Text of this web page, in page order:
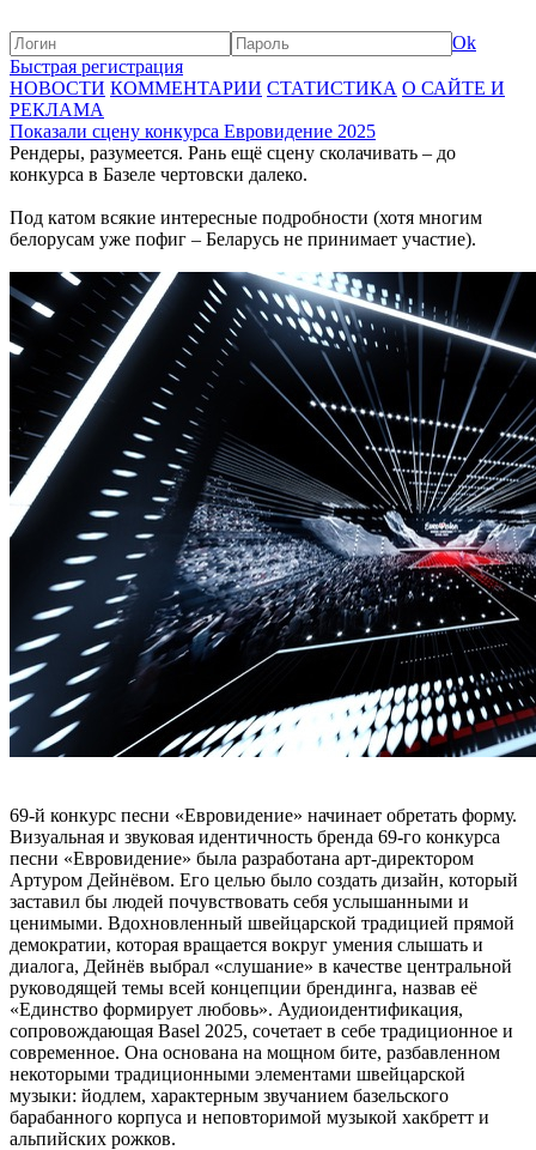
Ok
Быстрая регистрация
НОВОСТИ КОММЕНТАРИИ СТАТИСТИКА О САЙТЕ И
РЕКЛАМА
Показали сцену конкурса Евровидение 2025
Рендеры, разумеется. Рань ещё сцену сколачивать – до
конкурса в Базеле чертовски далеко.
Под катом всякие интересные подробности (хотя многим
белорусам уже пофиг – Беларусь не принимает участие).
69-й конкурс песни «Евровидение» начинает обретать форму.
Визуальная и звуковая идентичность бренда 69-го конкурса
песни «Евровидение» была разработана арт-директором
Артуром Дейнёвом. Его целью было создать дизайн, который
заставил бы людей почувствовать себя услышанными и
ценимыми. Вдохновленный швейцарской традицией прямой
демократии, которая вращается вокруг умения слышать и
диалога, Дейнёв выбрал «слушание» в качестве центральной
руководящей темы всей концепции брендинга, назвав её
«Единство формирует любовь». Аудиоидентификация,
сопровождающая Basel 2025, сочетает в себе традиционное и
современное. Она основана на мощном бите, разбавленном
некоторыми традиционными элементами швейцарской
музыки: йодлем, характерным звучанием базельского
барабанного корпуса и неповторимой музыкой хакбретт и
альпийских рожков.